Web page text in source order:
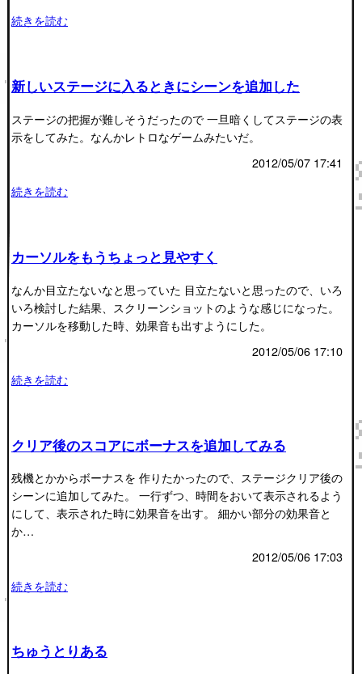
続きを読む
新しいステージに入るときにシーンを追加した
ステージの把握が難しそうだったので 一旦暗くしてステージの表
示をしてみた。なんかレトロなゲームみたいだ。
2012/05/07 17:41
続きを読む
カーソルをもうちょっと見やすく
なんか目立たないなと思っていた 目立たないと思ったので、いろ
いろ検討した結果、スクリーンショットのような感じになった。
カーソルを移動した時、効果音も出すようにした。
2012/05/06 17:10
続きを読む
クリア後のスコアにボーナスを追加してみる
残機とかからボーナスを 作りたかったので、ステージクリア後の
シーンに追加してみた。 一行ずつ、時間をおいて表示されるよう
にして、表示された時に効果音を出す。 細かい部分の効果音と
か…
2012/05/06 17:03
続きを読む
ちゅうとりある